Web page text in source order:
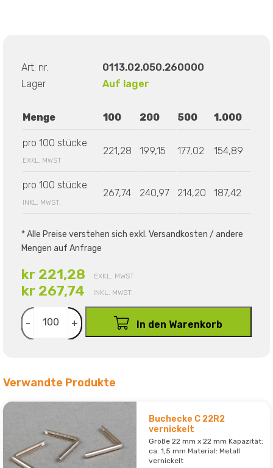
Art. nr.
0113.02.050.260000
Lager
Auf lager
Menge 100 200 500 1.000
pro 100 stücke
EXKL. MWST
221,28 199,15 177,02 154,89
pro 100 stücke
INKL. MWST.
267,74 240,97 214,20 187,42
* Alle Preise verstehen sich exkl. Versandkosten / andere
Mengen auf Anfrage
kr 221,28 EXKL. MWST
kr 267,74 INKL. MWST.
- + In den Warenkorb
Verwandte Produkte
Buchecke C 22R2
vernickelt
Größe 22 mm x 22 mm Kapazität:
ca. 1,5 mm Material: Metall
vernickelt